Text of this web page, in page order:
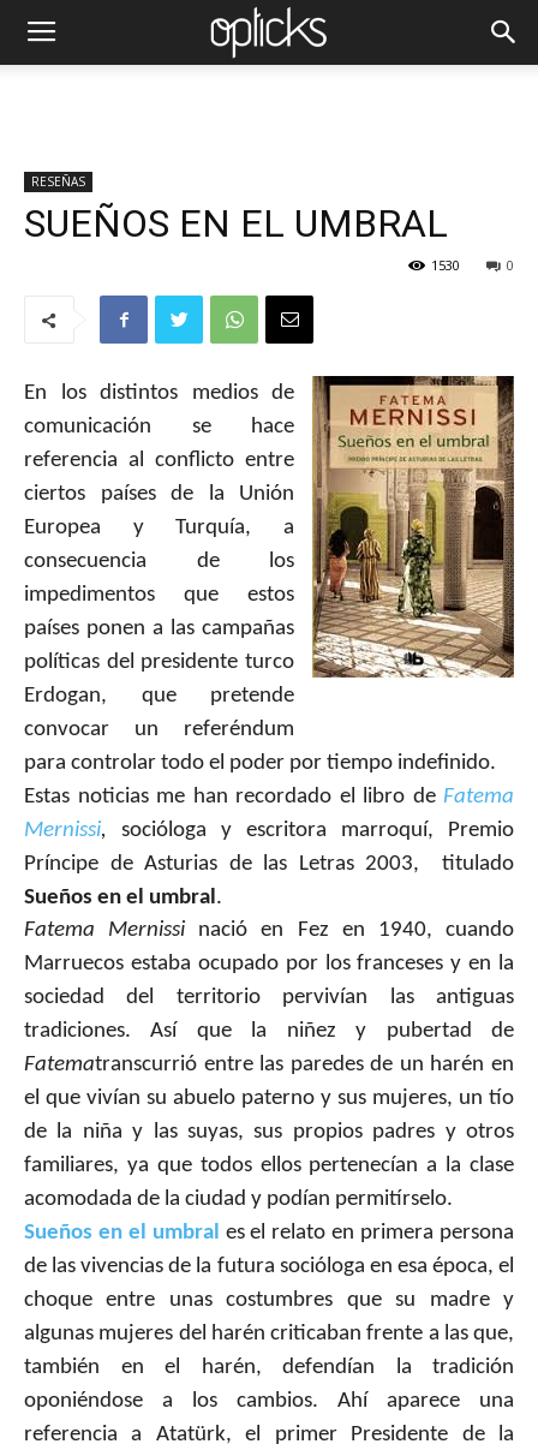
RESEÑAS
SUEÑOS EN EL UMBRAL
0
1530
En los distintos medios de
comunicación se hace
referencia al conflicto entre
ciertos países de la Unión
Europea y Turquía, a
consecuencia de los
impedimentos que estos
países ponen a las campañas
políticas del presidente turco
Erdogan, que pretende
convocar un referéndum
para controlar todo el poder por tiempo indefinido.
Estas noticias me han recordado el libro de Fatema
Mernissi,
socióloga y escritora marroquí, Premio
Príncipe de Asturias de las Letras 2003,
titulado
Sueños en el umbral.
Fatema Mernissi nació en Fez en 1940, cuando
Marruecos estaba ocupado por los franceses y en la
sociedad del territorio pervivían las antiguas
tradiciones. Así que la niñez y pubertad de
Fatematranscurrió entre las paredes de un harén en
el que vivían su abuelo paterno y sus mujeres, un tío
de la niña y las suyas, sus propios padres y otros
familiares, ya que todos ellos pertenecían a la clase
acomodada de la ciudad y podían permitírselo.
Sueños en el umbral es el relato en primera persona
de las vivencias de la futura socióloga en esa época, el
choque entre unas costumbres que su madre y
algunas mujeres del harén criticaban frente a las que,
también en el harén, defendían la tradición
oponiéndose a los cambios. Ahí aparece una
referencia a Atatürk, el primer Presidente de la